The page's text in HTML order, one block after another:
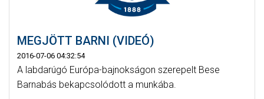
MEGJÖTT BARNI (VIDEÓ)
2016-07-06 04:32:54
A labdarúgó Európa-bajnokságon szerepelt Bese
Barnabás bekapcsolódott a munkába.